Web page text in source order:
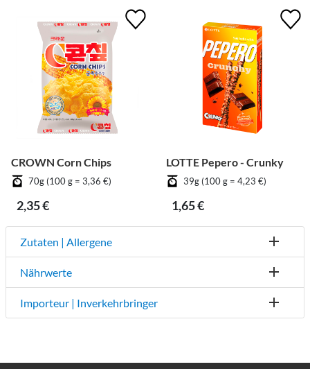
CROWN Corn Chips
70g (100 g = 3,36 €)
2,35 €
LOTTE Pepero - Crunky
39g (100 g = 4,23 €)
1,65 €
Zutaten | Allergene
Nährwerte
Importeur | Inverkehrbringer